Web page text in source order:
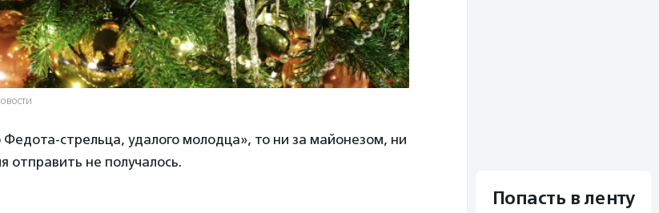
стрельца, удалого молодца», то ни за майонезом, ни
отправить не получалось.
Попасть в ленту